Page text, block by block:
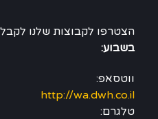
הצטרפו לקבוצות שלנו
בשבוע:
ווטסאפ:
http://wa.dwh.co.il
טלגרם: